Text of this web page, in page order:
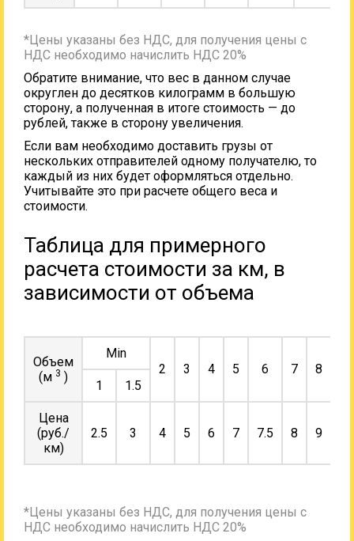
*Цены указаны без НДС, для получения цены с
НДС необходимо начислить НДС 20%
Обратите внимание, что вес в данном случае
округлен до десятков килограмм в большую
сторону, а полученная в итоге стоимость — до
рублей, также в сторону увеличения.
Если вам необходимо доставить грузы от
нескольких отправителей одному получателю, то
каждый из них будет оформляться отдельно.
Учитывайте это при расчете общего веса и
стоимости.
Таблица для примерного
расчета стоимости за км, в
зависимости от объема
Объем
(м 3 )
Min
2
3 4 5 6 7 8
1
1.5
Цена
(руб./
км)
2.5 3 4 5 6 7 7.5 8 9
*Цены указаны без НДС, для получения цены с
НДС необходимо начислить НДС 20%